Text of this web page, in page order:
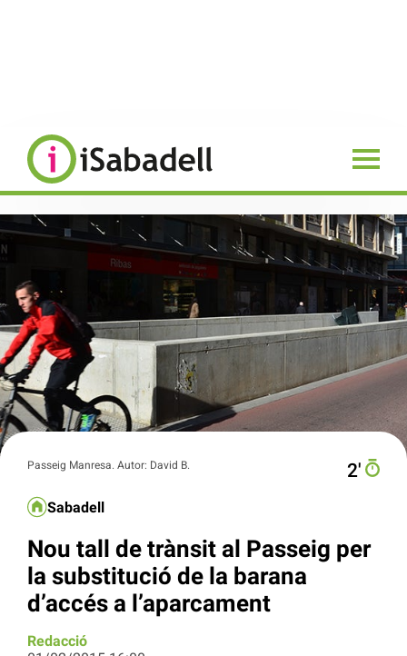
Passeig Manresa. Autor: David B. 2′
Sabadell
Nou tall de trànsit al Passeig per
la substitució de la barana
d’accés a l’aparcament
Redacció